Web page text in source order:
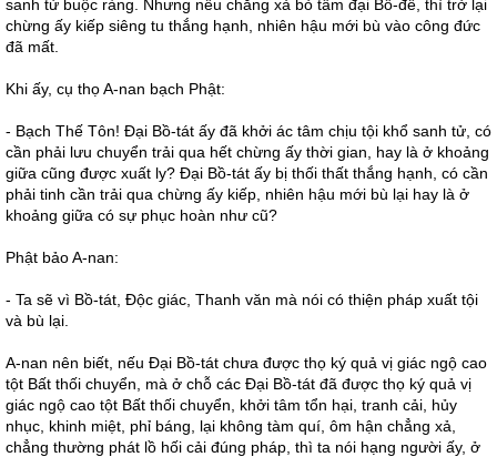
sanh tử buộc ràng. Nhưng nếu chẳng xả bỏ tâm đại Bồ-đề, thì trở lại
chừng ấy kiếp siêng tu thắng hạnh, nhiên hậu mới bù vào công đức
đã mất.
Khi ấy, cụ thọ A-nan bạch Phật:
- Bạch Thế Tôn! Đại Bồ-tát ấy đã khởi ác tâm chịu tội khổ sanh tử, có
cần phải lưu chuyển trải qua hết chừng ấy thời gian, hay là ở khoảng
giữa cũng được xuất ly? Đại Bồ-tát ấy bị thối thất thắng hạnh, có cần
phải tinh cần trải qua chừng ấy kiếp, nhiên hậu mới bù lại hay là ở
khoảng giữa có sự phục hoàn như cũ?
Phật bảo A-nan:
- Ta sẽ vì Bồ-tát, Độc giác, Thanh văn mà nói có thiện pháp xuất tội
và bù lại.
A-nan nên biết, nếu Đại Bồ-tát chưa được thọ ký quả vị giác ngộ cao
tột Bất thối chuyển, mà ở chỗ các Đại Bồ-tát đã được thọ ký quả vị
giác ngộ cao tột Bất thối chuyển, khởi tâm tổn hại, tranh cải, hủy
nhục, khinh miệt, phỉ báng, lại không tàm quí, ôm hận chẳng xả,
chẳng thường phát lồ hối cải đúng pháp, thì ta nói hạng người ấy, ở